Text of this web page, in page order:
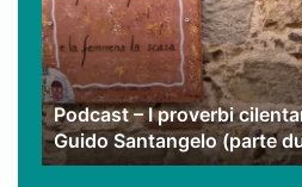
cilentani
raccontati
da
Guido
Santangelo
(parte
due)
Podcast – I proverbi
Guido Santangelo (parte